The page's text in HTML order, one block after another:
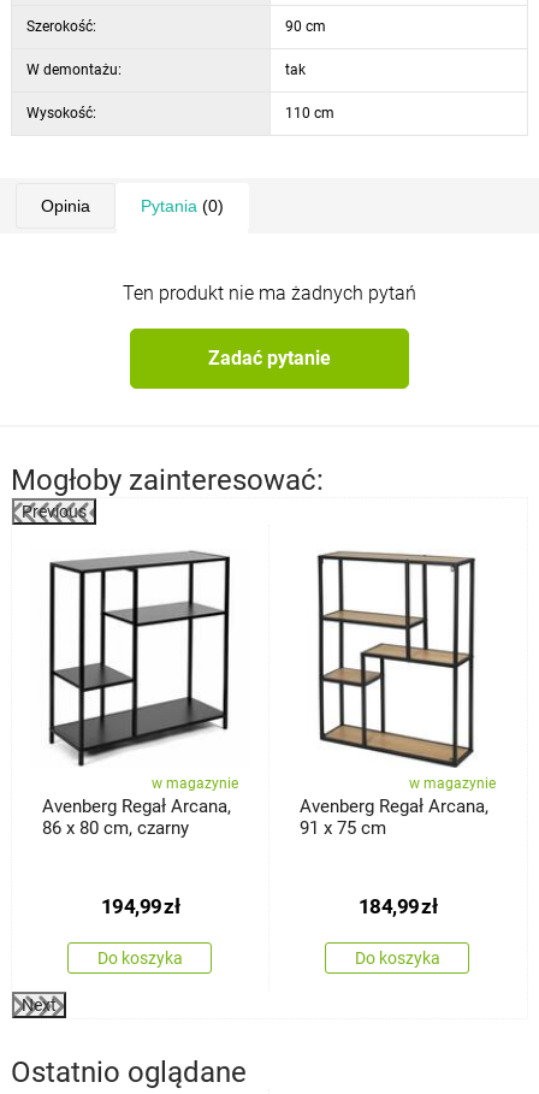
Szerokość: 90 cm
W demontażu: tak
Wysokość: 110 cm
Opinia Pytania (0)
Ten produkt nie ma żadnych pytań
Zadać pytanie
Mogłoby zainteresować:
Previous
w magazynie
Avenberg Regał Arcana,
86 x 80 cm, czarny
194,99zł
Do koszyka
w magazynie
Avenberg Regał Arcana,
91 x 75 cm
184,99zł
Do koszyka
Next
Ostatnio oglądane